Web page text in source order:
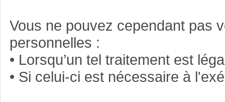
Vous ne pouvez cependant pas
personnelles :
• Lorsqu’un tel traitement est
• Si celui-ci est nécessaire à